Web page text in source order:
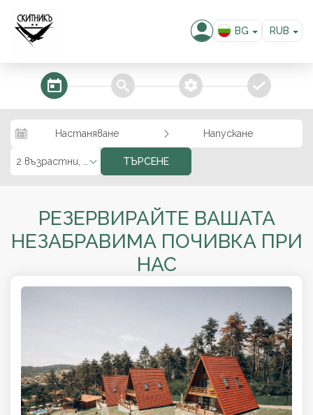
BG
RUB
GBP
steps_calendar search extra_services confirm
Настаняване Напускане
ТЪРСЕНЕ
РЕЗЕРВИРАЙТЕ ВАШАТА
НЕЗАБРАВИМА ПОЧИВКА ПРИ
НАС